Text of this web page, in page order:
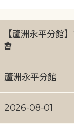
【蘆洲永平分館
會
蘆洲永平分館
2026-08-01